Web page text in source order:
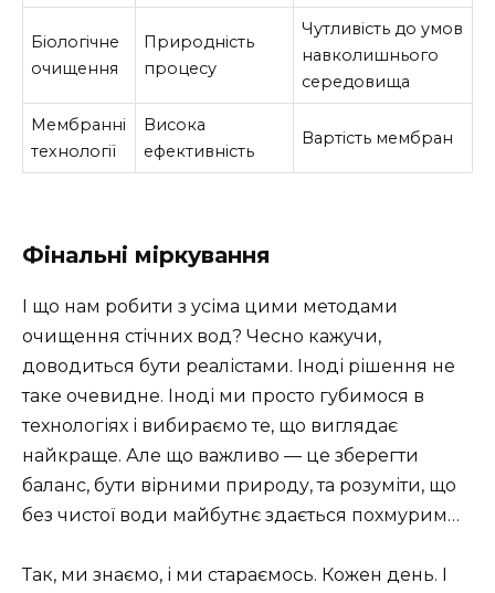
Біологічне
очищення
Природність
процесу
Чутливість до умов
навколишнього
середовища
Мембранні
технології
Висока
ефективність
Вартість мембран
Фінальні міркування
І що нам робити з усіма цими методами
очищення стічних вод? Чесно кажучи,
доводиться бути реалістами. Іноді рішення не
таке очевидне. Іноді ми просто губимося в
технологіях і вибираємо те, що виглядає
найкраще. Але що важливо — це зберегти
баланс, бути вірними природу, та розуміти, що
без чистої води майбутнє здається похмурим…
Так, ми знаємо, і ми стараємось. Кожен день. І